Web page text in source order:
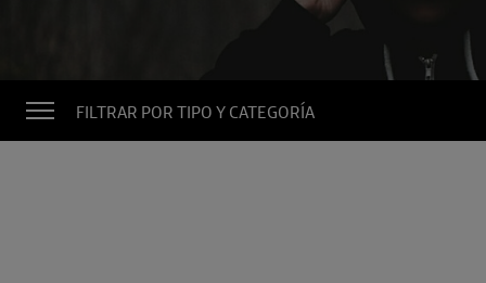
FILTRAR POR TIPO Y CATEGORÍA